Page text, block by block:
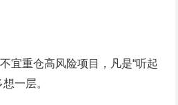
宜重仓高风险项目，凡是“听起
一层。